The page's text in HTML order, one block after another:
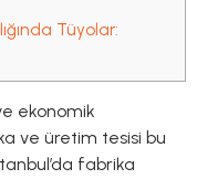
Tüyolar:
ekonomik
ve üretim tesisi bu
fabrika